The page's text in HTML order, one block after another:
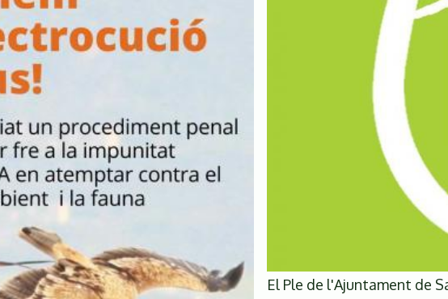
El Ple de l'Ajuntament de